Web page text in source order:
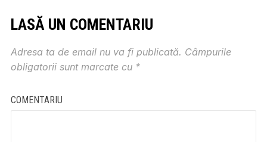
LASĂ UN COMENTARIU
Adresa ta de email nu va fi publicată. Câmpurile
obligatorii sunt marcate cu *
COMENTARIU